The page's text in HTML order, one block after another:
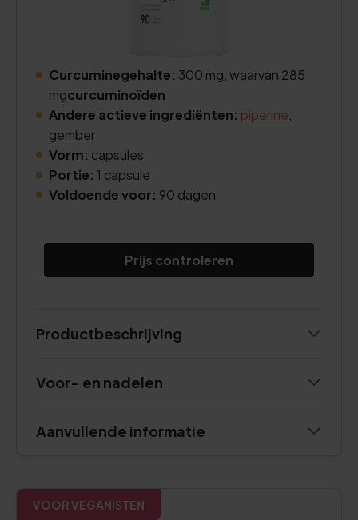
Curcuminegehalte: 300 mg, waarvan 285
mgcurcuminoïden
Andere actieve ingrediënten: piperine
gember
Vorm: capsules
Portie: 1 capsule
Voldoende voor: 90 dagen
Prijs controleren
Productbeschrijving
Voor- en nadelen
Aanvullende informatie
VOOR VEGANISTEN